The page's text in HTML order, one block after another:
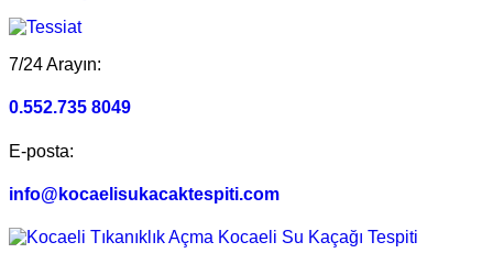
7/24 Arayın:
0.552.735 8049
E-posta:
info@kocaelisukacaktespiti.com